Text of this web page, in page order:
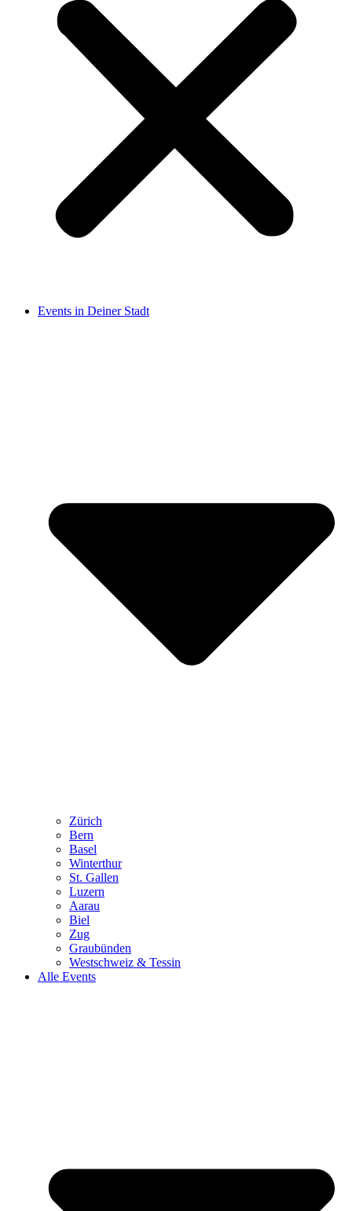
Events in Deiner Stadt
Zürich
Bern
Basel
Winterthur
St. Gallen
Luzern
Aarau
Biel
Zug
Graubünden
Westschweiz & Tessin
Alle Events